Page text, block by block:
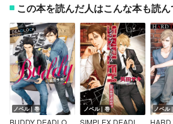
この本を読んだ人はこんな本も読
ノベル｜巻 ノベル｜巻 ノベル